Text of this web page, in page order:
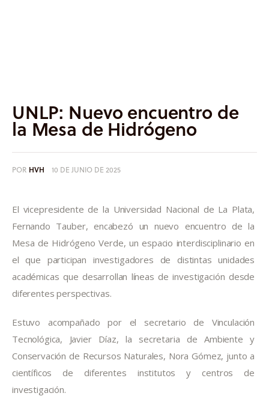
UNLP: Nuevo encuentro de
la Mesa de Hidrógeno
POR HVH 10 DE JUNIO DE 2025
El vicepresidente de la Universidad Nacional de La Plata,
Fernando Tauber, encabezó un nuevo encuentro de la
Mesa de Hidrógeno Verde, un espacio interdisciplinario en
el que participan investigadores de distintas unidades
académicas que desarrollan líneas de investigación desde
diferentes perspectivas.
Estuvo acompañado por el secretario de Vinculación
Tecnológica, Javier Díaz, la secretaria de Ambiente y
Conservación de Recursos Naturales, Nora Gómez, junto a
científicos de diferentes institutos y centros de
investigación.